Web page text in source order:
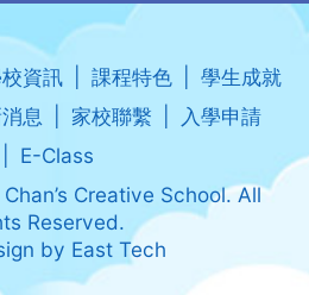
資訊 課程特色
學生成就
息 家校聯繫
入學申請
E-Class
Creative School. All
Reserved.
by East Tech